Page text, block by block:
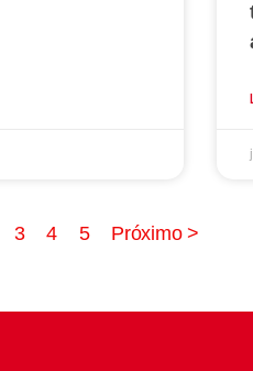
3 4 5 Próximo >